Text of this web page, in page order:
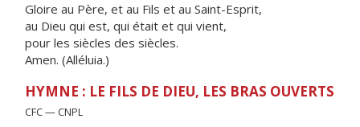
Gloire au Père, et au Fils et au Saint-Esprit,
au Dieu qui est, qui était et qui vient,
pour les siècles des siècles.
Amen. (Alléluia.)
HYMNE : LE FILS DE DIEU, LES BRAS OUVERTS
CFC — CNPL